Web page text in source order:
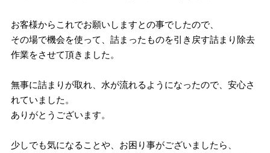
お客様からこれでお願いしますとの事でしたので、
その場で機会を使って、詰まったものを引き戻す詰まり除去
作業をさせて頂きました。
無事に詰まりが取れ、水が流れるようになったので、安心さ
れていました。
ありがとうございます。
少しでも気になることや、お困り事がございましたら、